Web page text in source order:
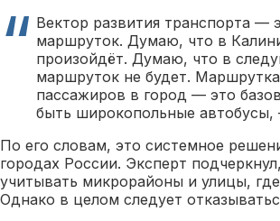
Вектор развития транспорта —
маршруток. Думаю, что в
произойдёт. Думаю, что в
маршруток не будет.
пассажиров в город — это
быть широкопольные автобусы,
По его словам, это системное
городах России. Эксперт
учитывать микрорайоны и улицы,
Однако в целом следует